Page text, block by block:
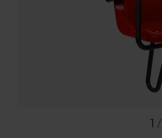
1 /